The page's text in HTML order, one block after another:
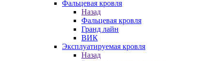
Фальцевая кровля
Назад
Фальцевая кровля
Гранд лайн
ВИК
Эксплуатируемая кровля
Назад